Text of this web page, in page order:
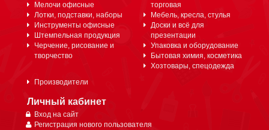
Мелочи офисные
Лотки, подставки, наборы
Инструменты офисные
Штемпельная продукция
Черчение, рисование и
творчество
торговая
Мебель, кресла, стулья
Доски и всё для
презентации
Упаковка и оборудование
Бытовая химия, косметика
Хозтовары, спецодежда
Производители
Личный кабинет
Вход на сайт
Регистрация нового пользователя